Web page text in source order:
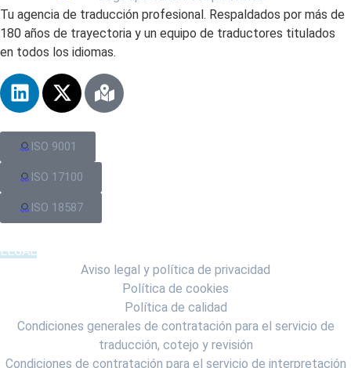
Tu agencia de traducción profesional. Respaldados por más de
180 años de trayectoria y un equipo de traductores titulados
en todos los idiomas.
ISO 9001​
ISO 17100​
ISO 18587​
LEGAL
Aviso legal y política de privacidad
Política de cookies
Política de calidad
Condiciones generales de contratación para el servicio de
traducción, cotejo y revisión
Condiciones de contratación para el servicio de interpretación